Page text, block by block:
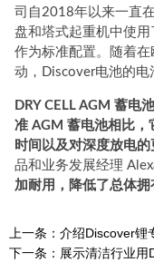
司自2018年以来一直
盘和塔式起重机中使用
作为标准配置。随着
动，Discover电池的电
DRY CELL AGM 蓄电
准 AGM 蓄电池相比，
时间以及对深度放电的
品和业务发展经理
加耐用，降低了总体拥
上一条： 介绍Discover锂
下一条： 展示清洁行业用